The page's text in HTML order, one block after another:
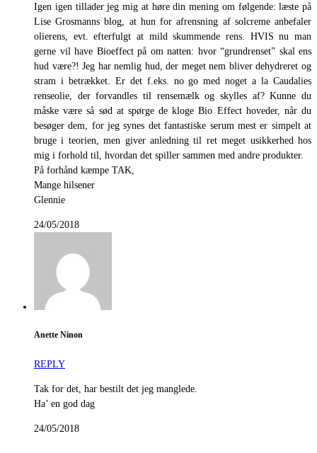
Igen igen tillader jeg mig at høre din mening om følgende: læste på
Lise Grosmanns blog, at hun for afrensning af solcreme anbefaler
olierens, evt. efterfulgt at mild skummende rens. HVIS nu man
gerne vil have Bioeffect på om natten: hvor “grundrenset” skal ens
hud være?! Jeg har nemlig hud, der meget nem bliver dehydreret og
stram i betrækket. Er det f.eks. no go med noget a la Caudalies
renseolie, der forvandles til rensemælk og skylles af? Kunne du
måske være så sød at spørge de kloge Bio Effect hoveder, når du
besøger dem, for jeg synes det fantastiske serum mest er simpelt at
bruge i teorien, men giver anledning til ret meget usikkerhed hos
mig i forhold til, hvordan det spiller sammen med andre produkter.
På forhånd kæmpe TAK,
Mange hilsener
Glennie
24/05/2018
Anette Ninon
REPLY
Tak for det, har bestilt det jeg manglede.
Ha’ en god dag
24/05/2018